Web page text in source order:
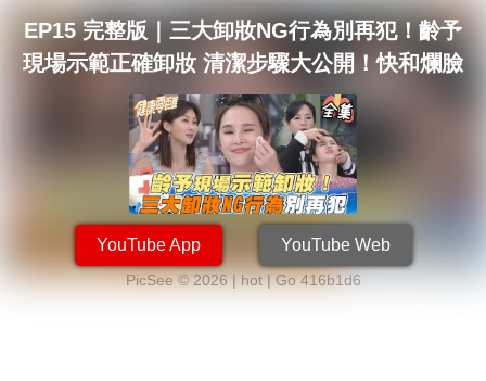
EP15 完整版｜三大卸妝NG行為別再犯！齡予
現場示範正確卸妝 清潔步驟大公開！快和爛臉
說Bye Bye｜健康零距離｜FORA 福爾耳溫槍
YouTube App YouTube Web
PicSee © 2026 | hot |Go 416b1d6